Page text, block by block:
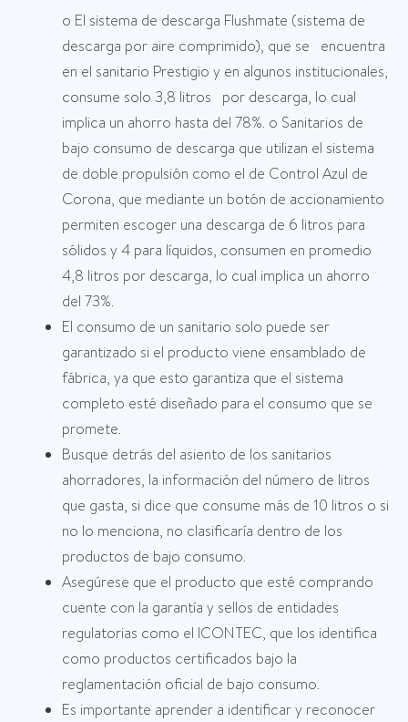
o El sistema de descarga Flushmate (sistema de
descarga por aire comprimido), que se encuentra
en el sanitario Prestigio y en algunos institucionales,
consume solo 3,8 litros por descarga, lo cual
implica un ahorro hasta del 78%. o Sanitarios de
bajo consumo de descarga que utilizan el sistema
de doble propulsión como el de Control Azul de
Corona, que mediante un botón de accionamiento
permiten escoger una descarga de 6 litros para
sólidos y 4 para líquidos, consumen en promedio
4,8 litros por descarga, lo cual implica un ahorro
del 73%.
El consumo de un sanitario solo puede ser
garantizado si el producto viene ensamblado de
fábrica, ya que esto garantiza que el sistema
completo esté diseñado para el consumo que se
promete.
Busque detrás del asiento de los sanitarios
ahorradores, la información del número de litros
que gasta, si dice que consume más de 10 litros o si
no lo menciona, no clasificaría dentro de los
productos de bajo consumo.
Asegúrese que el producto que esté comprando
cuente con la garantía y sellos de entidades
regulatorias como el ICONTEC, que los identifica
como productos certificados bajo la
reglamentación oficial de bajo consumo.
Es importante aprender a identificar y reconocer